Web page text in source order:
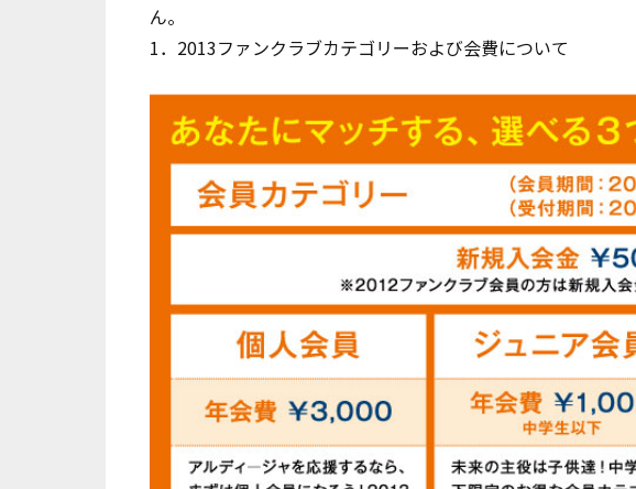
ん。
1．2013ファンクラブカテゴリーおよび会費について